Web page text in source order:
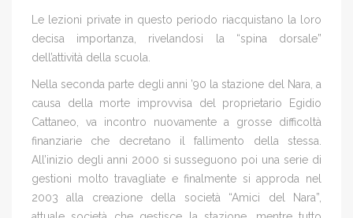
Le lezioni private in questo periodo riacquistano la loro
decisa importanza, rivelandosi la “spina dorsale”
dell’attività della scuola.
Nella seconda parte degli anni ’90 la stazione del Nara, a
causa della morte improvvisa del proprietario Egidio
Cattaneo, va incontro nuovamente a grosse difficoltà
finanziarie che decretano il fallimento della stessa.
All’inizio degli anni 2000 si susseguono poi una serie di
gestioni molto travagliate e finalmente si approda nel
2003 alla creazione della società “Amici del Nara”,